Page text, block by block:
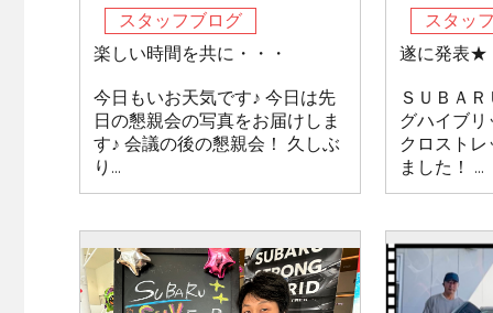
スタッフブログ
楽しい時間を共に・・・
今日もいお天気です♪ 今日は先
日の懇親会の写真をお届けしま
す♪ 会議の後の懇親会！ 久しぶ
り...
スタッ
遂に発表★
ＳＵＢＡ
グハイブ
クロスト
ました！ ...